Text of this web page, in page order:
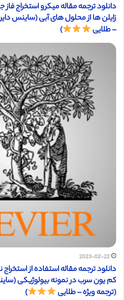
دانلود ترجمه مقاله میکرو استخراج فاز
– طلایی
)
2023-02-22
دانلود ترجمه مقاله استفاده از
(ترجمه ویژه – طلایی
)